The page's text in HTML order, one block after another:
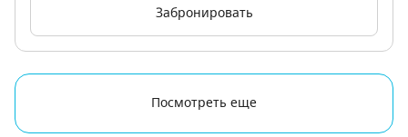
Забронировать
Посмотреть еще